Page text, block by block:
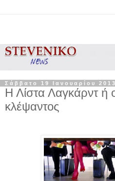
Σάββατο 19 Ιανουαρίου 2013
Η Λίστα Λαγκάρντ ή
κλέψαντος